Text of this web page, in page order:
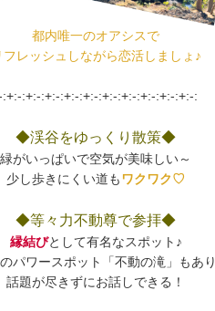
都内唯一のオアシスで
フレッシュしながら恋活しましょ♪
:+:-:+:-:+:-:+:-:+:-:+:-:+:-:+:-:+:-:+:-:
◆渓谷をゆっくり散策◆
緑がいっぱいで空気が美味しい～
少し歩きにくい道もワクワク♡
◆等々力不動尊で参拝◆
縁結びとして有名なスポット♪
パワースポット「不動の滝」もあり
話題が尽きずにお話しできる！